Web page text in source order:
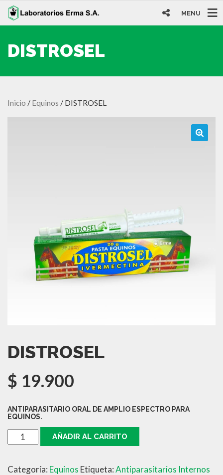
MENU
DISTROSEL
Inicio / Equinos / DISTROSEL
DISTROSEL
$ 19.900
ANTIPARASITARIO ORAL DE AMPLIO ESPECTRO PARA
EQUINOS.
DISTROSEL
cantidad
AÑADIR AL CARRITO
Categoría: Equinos Etiqueta:Antiparasitarios Internos